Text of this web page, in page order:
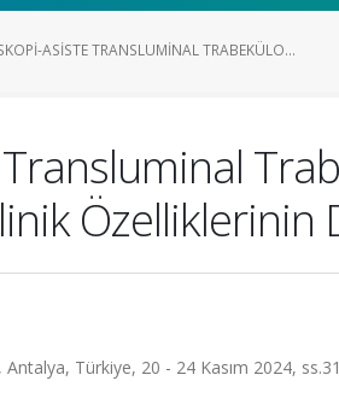
ASISTE TRANSLUMINAL TRABEKÜLO...
Türkiye, 20 - 24 Kasım 2024,